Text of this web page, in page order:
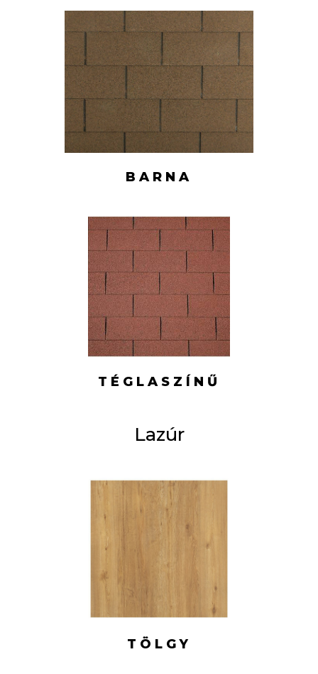
BARNA
TÉGLASZÍNŰ
Lazúr
TÖLGY